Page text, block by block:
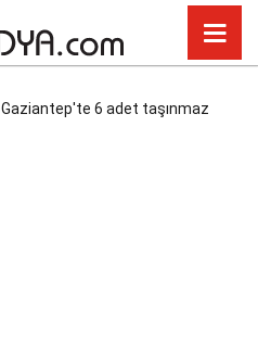
Gaziantep'te 6 adet taşınmaz